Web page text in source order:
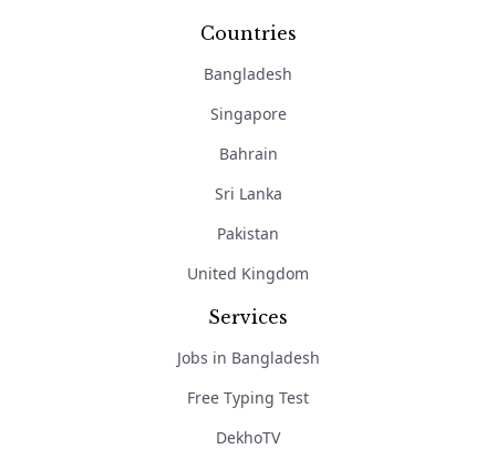
Countries
Bangladesh
Singapore
Bahrain
Sri Lanka
Pakistan
United Kingdom
Services
Jobs in Bangladesh
Free Typing Test
DekhoTV